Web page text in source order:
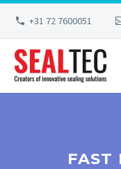
+31 72 7600051
FAST